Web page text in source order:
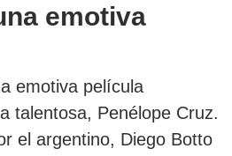
emotiva
emotiva película
talentosa, Penélope Cruz.
el argentino, Diego Botto